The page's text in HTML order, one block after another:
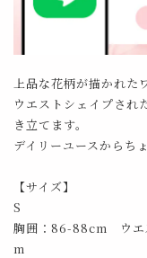
上品な花柄が描かれた
ウエストシェイプされ
き立てます。
デイリーユースからち
【サイズ】
S
胸囲：86-88cm ウ
m